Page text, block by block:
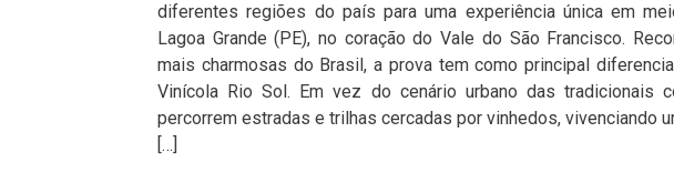
diferentes regiões do país para uma experiência única em
Lagoa Grande (PE), no coração do Vale do São Francisco.
mais charmosas do Brasil, a prova tem como principal
Vinícola Rio Sol. Em vez do cenário urbano das tradicionais
percorrem estradas e trilhas cercadas por vinhedos, vivenciando
[…]